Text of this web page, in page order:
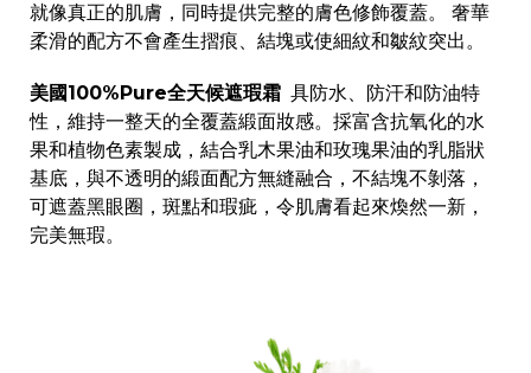
就像真正的肌膚，同時提供完整的膚色修飾覆蓋。 奢華
柔滑的配方不會產生摺痕、結塊或使細紋和皺紋突出。
美國100%Pure全天候遮瑕霜 具防水、防汗和防油特
性，維持一整天的全覆蓋緞面妝感。採富含抗氧化的水
果和植物色素製成，結合乳木果油和玫瑰果油的乳脂狀
基底，與不透明的緞面配方無縫融合，不結塊不剝落，
可遮蓋黑眼圈，斑點和瑕疵，令肌膚看起來煥然一新，
完美無瑕。